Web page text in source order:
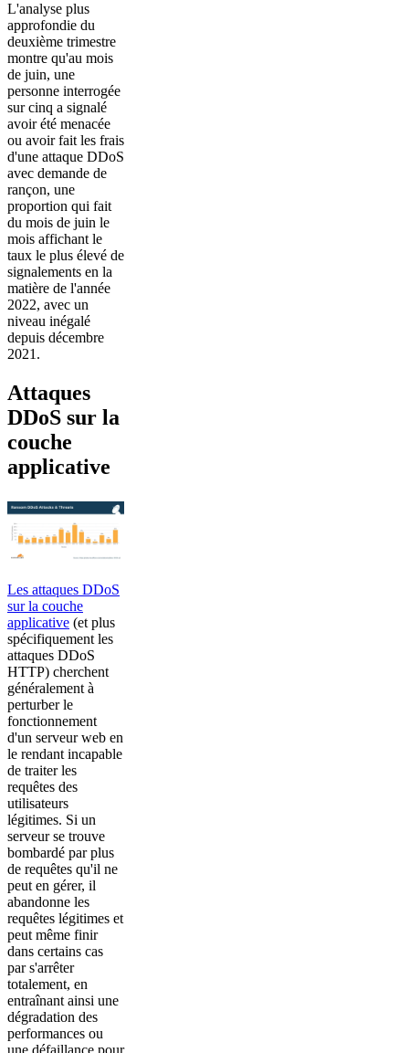
L'analyse plus
approfondie du
deuxième trimestre
montre qu'au mois
de juin, une
personne interrogée
sur cinq a signalé
avoir été menacée
ou avoir fait les frais
d'une attaque DDoS
avec demande de
rançon, une
proportion qui fait
du mois de juin le
mois affichant le
taux le plus élevé de
signalements en la
matière de l'année
2022, avec un
niveau inégalé
depuis décembre
2021.
Attaques
DDoS sur la
couche
applicative
Les attaques DDoS
sur la couche
applicative (et plus
spécifiquement les
attaques DDoS
HTTP) cherchent
généralement à
perturber le
fonctionnement
d'un serveur web en
le rendant incapable
de traiter les
requêtes des
utilisateurs
légitimes. Si un
serveur se trouve
bombardé par plus
de requêtes qu'il ne
peut en gérer, il
abandonne les
requêtes légitimes et
peut même finir
dans certains cas
par s'arrêter
totalement, en
entraînant ainsi une
dégradation des
performances ou